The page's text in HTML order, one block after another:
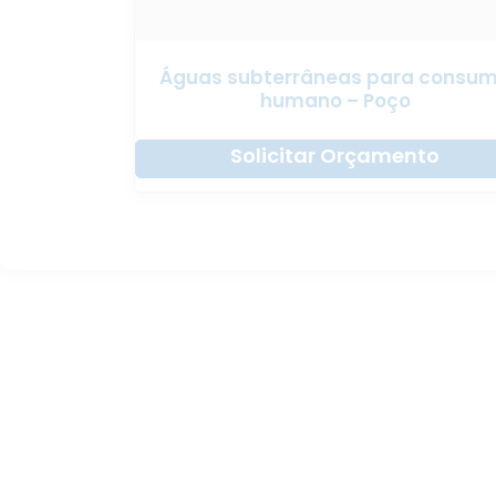
Águas subterrâneas para
humano – Poço
Solicitar Orçamento